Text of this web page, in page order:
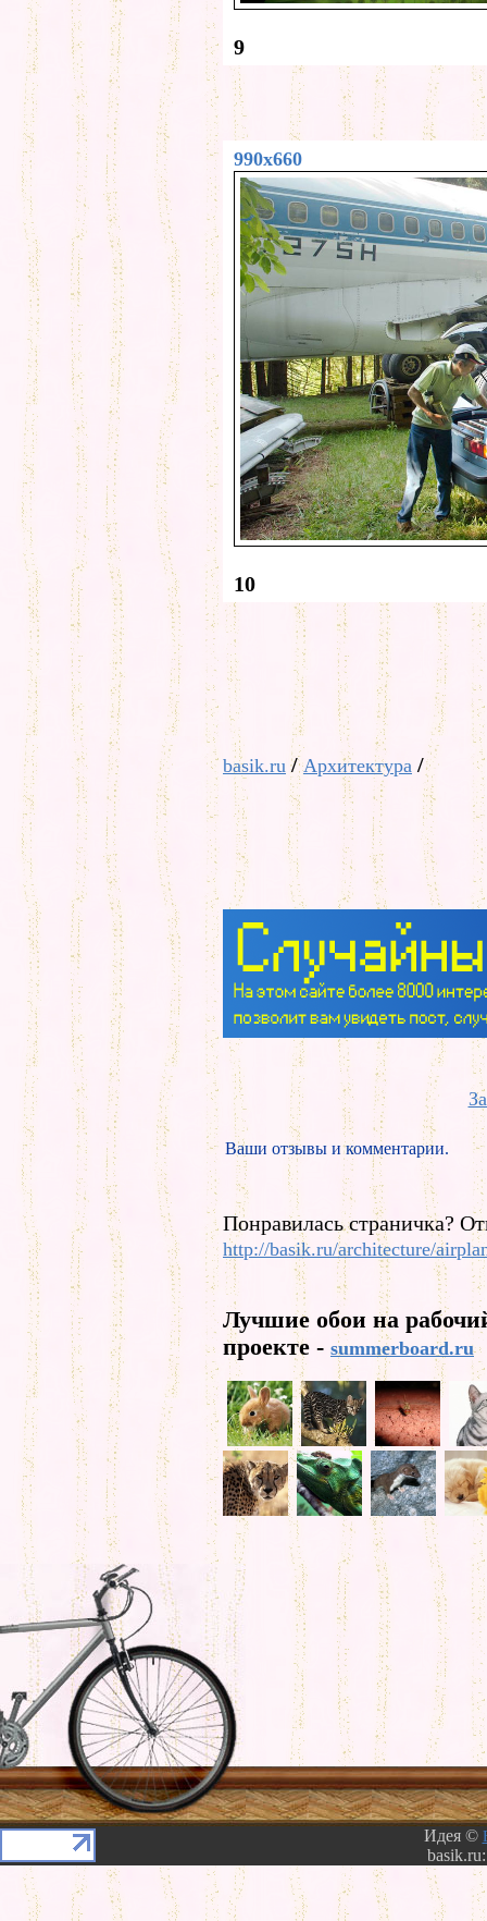
9
990x660
10
basik.ru /Архитектура /
Ваши отзывы и комментарии.
Понравилась страничка?
http://basik.ru/architecture/
Лучшие обои на
проекте - summerboard.ru
Идея ©